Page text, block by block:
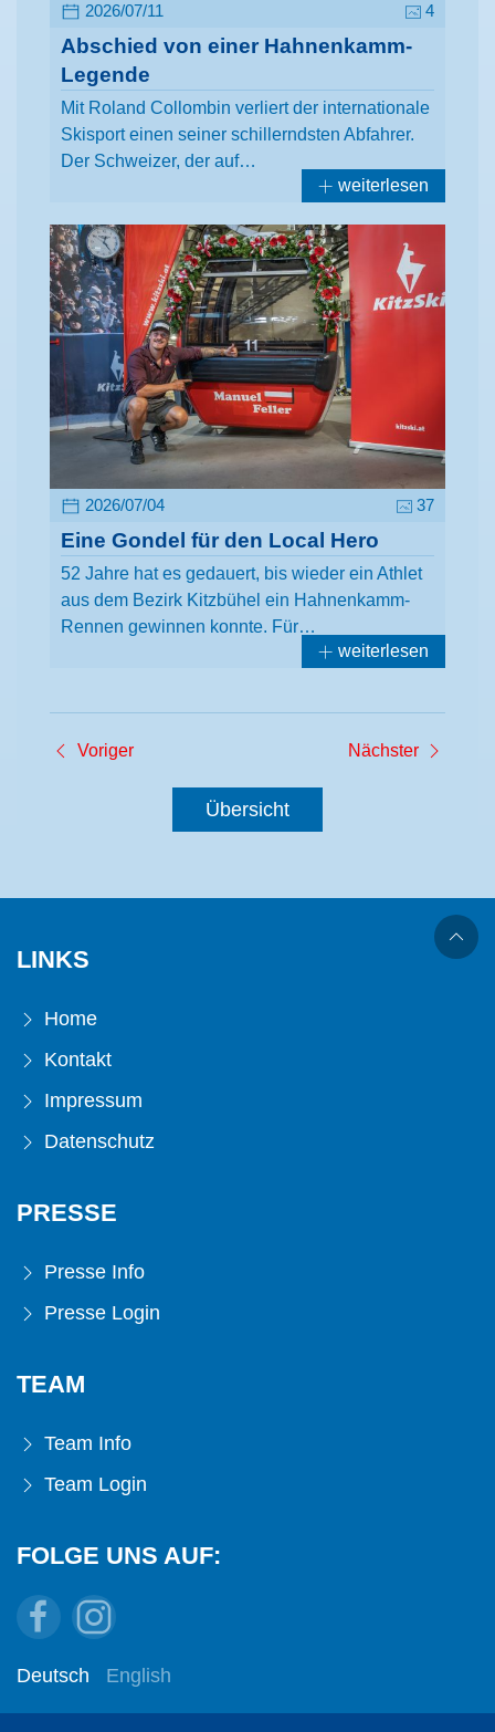
2026/07/11 4
Abschied von einer Hahnenkamm-
Legende
Mit Roland Collombin verliert der internationale
Skisport einen seiner schillerndsten Abfahrer.
Der Schweizer, der auf…
weiterlesen
2026/07/04 37
Eine Gondel für den Local Hero
52 Jahre hat es gedauert, bis wieder ein Athlet
aus dem Bezirk Kitzbühel ein Hahnenkamm-
Rennen gewinnen konnte. Für…
weiterlesen
Voriger Nächster
Übersicht
LINKS
Home
Kontakt
Impressum
Datenschutz
PRESSE
Presse Info
Presse Login
TEAM
Team Info
Team Login
FOLGE UNS AUF:
Deutsch English